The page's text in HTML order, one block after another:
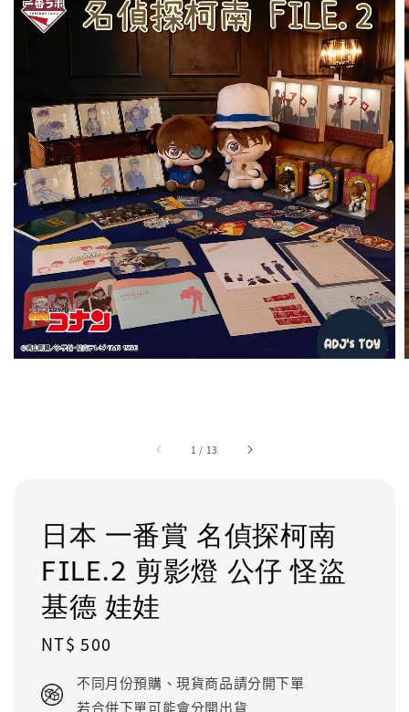
1 / 13
日本 一番賞 名偵探柯南
FILE.2 剪影燈 公仔 怪盜
基德 娃娃
Regular
NT$ 500
不同月份預購、現貨商品請分開下單
若合併下單可能會分開出貨